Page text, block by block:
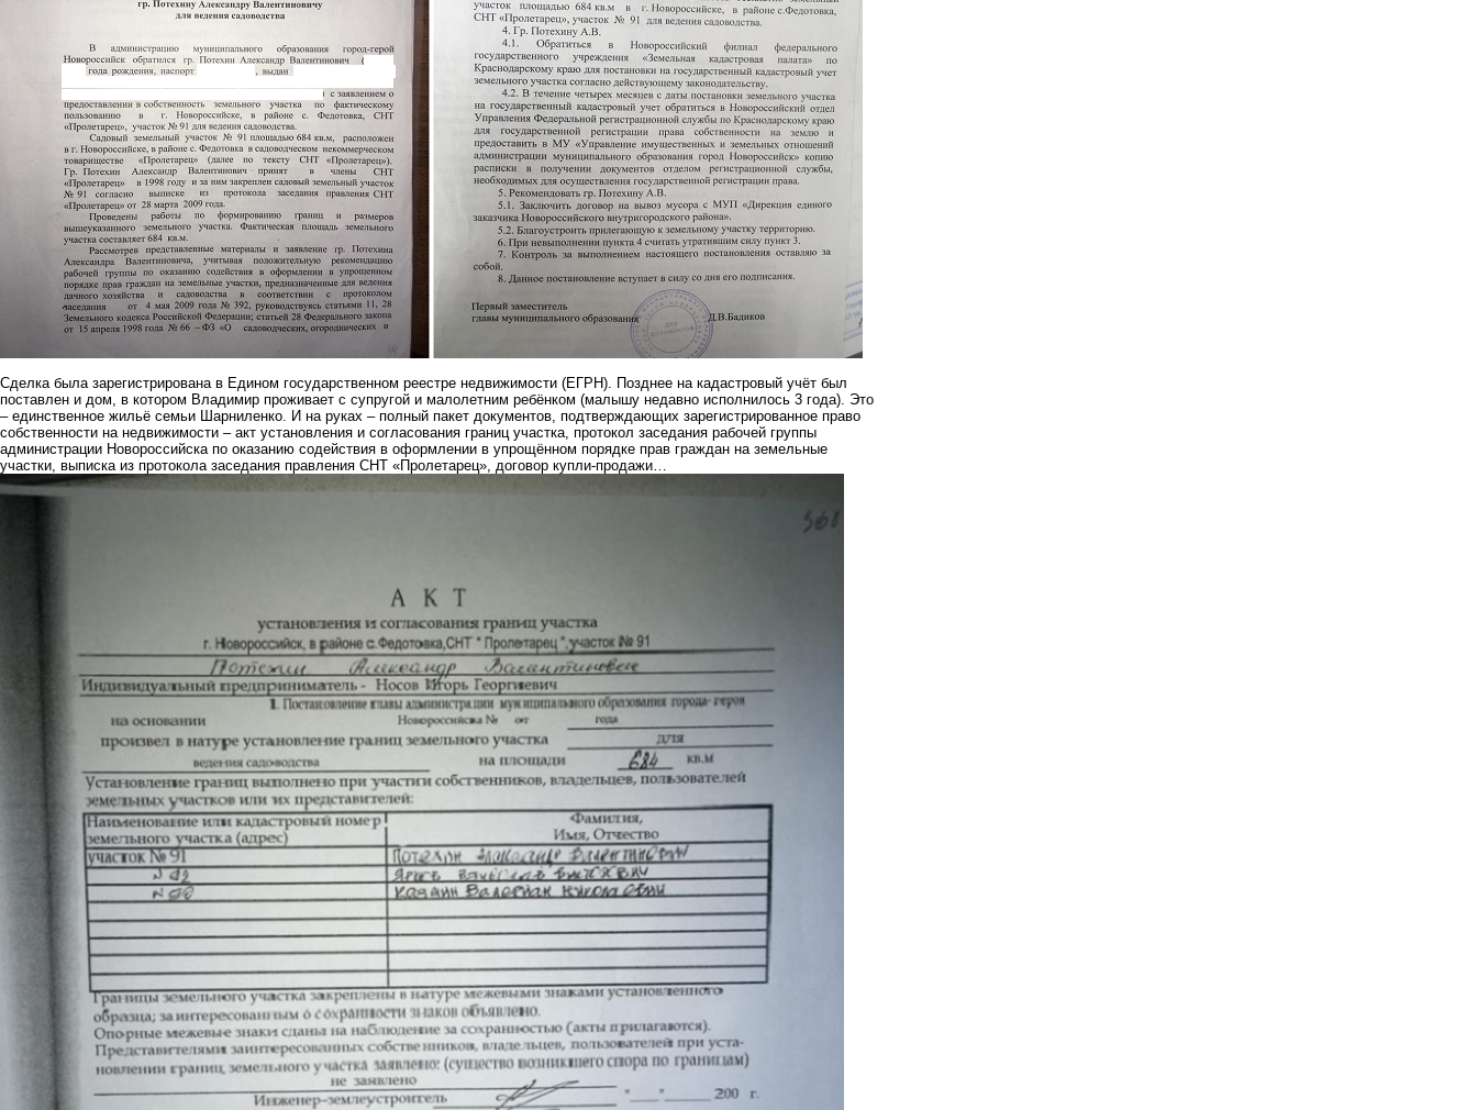
Сделка была зарегистрирована в Едином государственном реестре недвижимости (ЕГРН). Позднее на кадастровый учёт был
поставлен и дом, в котором Владимир проживает с супругой и малолетним ребёнком (малышу недавно исполнилось 3 года). Это
– единственное жильё семьи Шарниленко. И на руках – полный пакет документов, подтверждающих зарегистрированное право
собственности на недвижимости – акт установления и согласования границ участка, протокол заседания рабочей группы
администрации Новороссийска по оказанию содействия в оформлении в упрощённом порядке прав граждан на земельные
участки, выписка из протокола заседания правления СНТ «Пролетарец», договор купли-продажи…